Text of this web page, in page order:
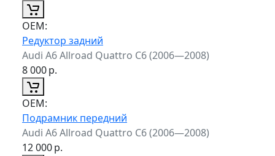
ОЕМ:
Редуктор задний
Audi A6 Allroad Quattro C6 (2006—2008)
8 000р.
ОЕМ:
Подрамник передний
Audi A6 Allroad Quattro C6 (2006—2008)
12 000р.